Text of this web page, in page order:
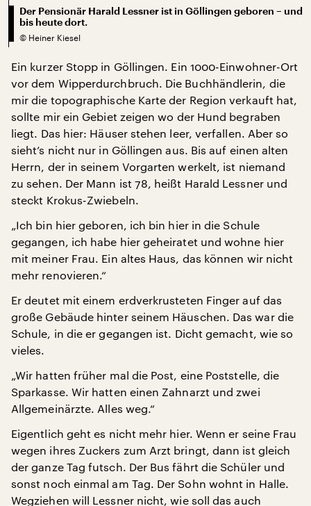
Der Pensionär Harald Lessner ist in Göllingen geboren – und
bis heute dort.
© Heiner Kiesel
Ein kurzer Stopp in Göllingen. Ein 1000-Einwohner-Ort
vor dem Wipperdurchbruch. Die Buchhändlerin, die
mir die topographische Karte der Region verkauft hat,
sollte mir ein Gebiet zeigen wo der Hund begraben
liegt. Das hier: Häuser stehen leer, verfallen. Aber so
sieht’s nicht nur in Göllingen aus. Bis auf einen alten
Herrn, der in seinem Vorgarten werkelt, ist niemand
zu sehen. Der Mann ist 78, heißt Harald Lessner und
steckt Krokus-Zwiebeln.
„Ich bin hier geboren, ich bin hier in die Schule
gegangen, ich habe hier geheiratet und wohne hier
mit meiner Frau. Ein altes Haus, das können wir nicht
mehr renovieren.“
Er deutet mit einem erdverkrusteten Finger auf das
große Gebäude hinter seinem Häuschen. Das war die
Schule, in die er gegangen ist. Dicht gemacht, wie so
vieles.
„Wir hatten früher mal die Post, eine Poststelle, die
Sparkasse. Wir hatten einen Zahnarzt und zwei
Allgemeinärzte. Alles weg.“
Eigentlich geht es nicht mehr hier. Wenn er seine Frau
wegen ihres Zuckers zum Arzt bringt, dann ist gleich
der ganze Tag futsch. Der Bus fährt die Schüler und
sonst noch einmal am Tag. Der Sohn wohnt in Halle.
Wegziehen will Lessner nicht, wie soll das auch